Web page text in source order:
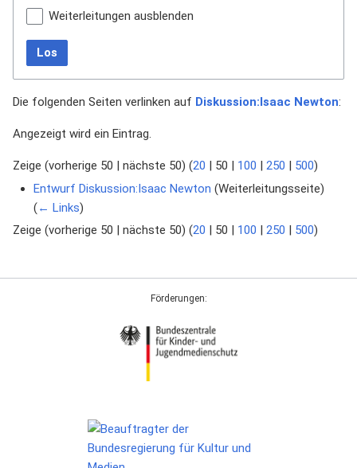
Weiterleitungen ausblenden
Los
Die folgenden Seiten verlinken auf Diskussion:Isaac Newton:
Angezeigt wird ein Eintrag.
Zeige (vorherige 50 nächste 50) (20 50 100 250 500)
Entwurf Diskussion:Isaac Newton (Weiterleitungsseite) ‎
(← Links)
Zeige (vorherige 50 | nächste 50) (20 | 50 | 100 | 250 | 500)
Förderungen: